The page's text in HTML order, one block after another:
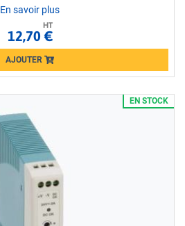
En savoir plus
HT
12,70 €
AJOUTER
EN STOCK